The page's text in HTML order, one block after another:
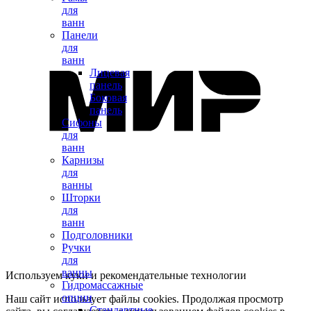
для
ванн
Панели
для
ванн
Лицевая
панель
Боковая
панель
Сифоны
для
ванн
Карнизы
для
ванны
Шторки
для
ванн
Подголовники
Ручки
для
ванны
Гидромассажные
опции
Используем куки и рекомендательные технологии
Наш сайт использует файлы cookies. Продолжая просмотр